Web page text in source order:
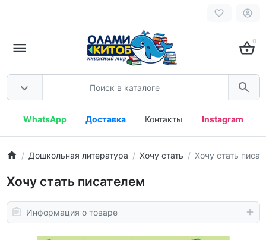
0
WhatsApp Доставка Контакты Instagram
Дошкольная литература Хочу стать Хочу стать
Хочу стать писателем
Информация о товаре